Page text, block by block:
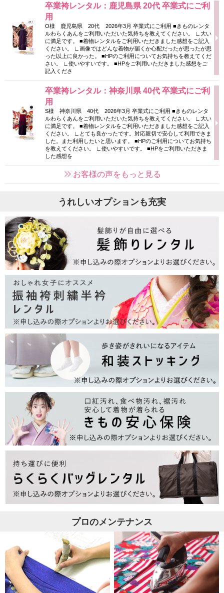
卒業袴レンタル：鹿児島県 20代 卒業式にご利
用
O様 鹿児島県 20代 2026年3月 卒業式にご利用 ■きものレンタ
ルわらくあんをご利用いただいた気持ちを教えてください。 ∟大い
に満足です。 ■着物レンタルをご利用いただきました感想をご記入
ください。 ∟画像ではどんな着物が届くか心配だったが思ったが思
った以上に良かった。 ■HPのご利用についてお気持ちを教えてくだ
さい。 ∟使いやすいです。 ■HPをご利用いただきました感想をご
記入くださ
卒業袴レンタル：神奈川県 40代 卒業式にご利
用
S様 神奈川県 40代 2026年3月 卒業式にご利用 ■きものレンタ
ルわらくあんをご利用いただいた気持ちを教えてください。 ∟大い
に満足です。 ■着物レンタルをご利用いただきました感想をご記入
ください。 ∟とても良かったです。対応親切で安心して利用できま
した。また利用したいと思います。 ■HPのご利用についてお気持ち
を教えてください。 ∟使いやすいです。 ■HPをご利用いただきま
した感想を
お客様の声をもっと見る
うれしいオプションも充実
プロのメンテナンス